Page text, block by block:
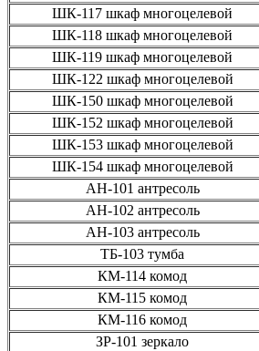
ШК-117 шкаф многоцелевой
ШК-118 шкаф многоцелевой
ШК-119 шкаф многоцелевой
ШК-122 шкаф многоцелевой
ШК-150 шкаф многоцелевой
ШК-152 шкаф многоцелевой
ШК-153 шкаф многоцелевой
ШК-154 шкаф многоцелевой
АН-101 антресоль
АН-102 антресоль
АН-103 антресоль
ТБ-103 тумба
КМ-114 комод
КМ-115 комод
КМ-116 комод
ЗР-101 зеркало